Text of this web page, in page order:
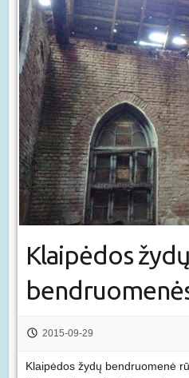
Klaipėdos žydų
2015-09-29
Klaipėdos žydų bendruomenė